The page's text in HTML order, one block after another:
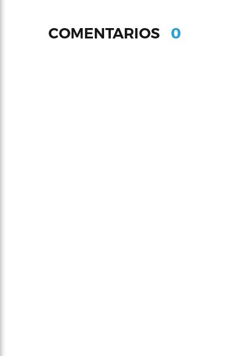
COMENTARIOS 0